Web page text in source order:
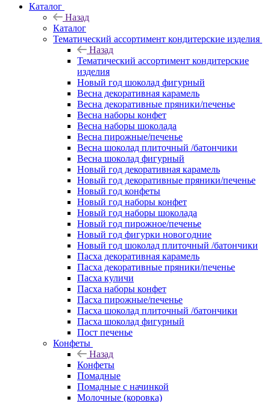
Каталог
Назад
Каталог
Тематический ассортимент кондитерские изделия
Назад
Тематический ассортимент кондитерские
изделия
Новый год шоколад фигурный
Весна декоративная карамель
Весна декоративные пряники/печенье
Весна наборы конфет
Весна наборы шоколада
Весна пирожные/печенье
Весна шоколад плиточный /батончики
Весна шоколад фигурный
Новый год декоративная карамель
Новый год декоративные пряники/печенье
Новый год конфеты
Новый год наборы конфет
Новый год наборы шоколада
Новый год пирожное/печенье
Новый год фигурки новогодние
Новый год шоколад плиточный /батончики
Пасха декоративная карамель
Пасха декоративные пряники/печенье
Пасха куличи
Пасха наборы конфет
Пасха пирожные/печенье
Пасха шоколад плиточный /батончики
Пасха шоколад фигурный
Пост печенье
Конфеты
Назад
Конфеты
Помадные
Помадные с начинкой
Молочные (коровка)